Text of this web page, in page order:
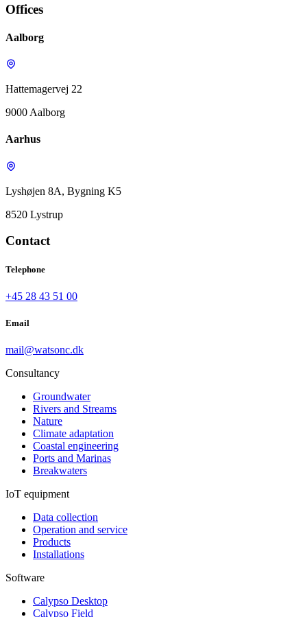
Offices
Aalborg
Hattemagervej 22
9000 Aalborg
Aarhus
Lyshøjen 8A, Bygning K5
8520 Lystrup
Contact
Telephone
+45 28 43 51 00
Email
mail@watsonc.dk
Consultancy
Groundwater
Rivers and Streams
Nature
Climate adaptation
Coastal engineering
Ports and Marinas
Breakwaters
IoT equipment
Data collection
Operation and service
Products
Installations
Software
Calypso Desktop
Calypso Field